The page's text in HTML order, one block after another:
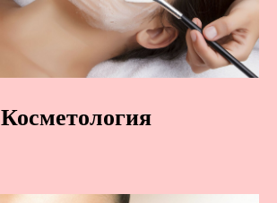
Косметология